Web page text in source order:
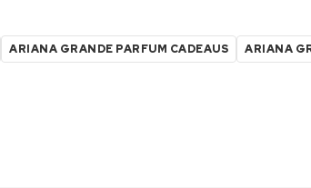
ARIANA GRANDE PARFUM CADEAUS ARIANA